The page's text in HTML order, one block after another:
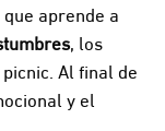
aprende a
, los
Al final de
y el